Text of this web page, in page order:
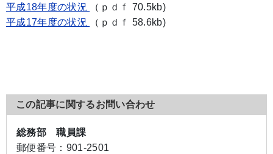
平成18年度の状況
（ｐｄｆ 70.5kb)
平成17年度の状況
（ｐｄｆ 58.6kb)
この記事に関するお問い合わせ
総務部 職員課
郵便番号： 901-2501